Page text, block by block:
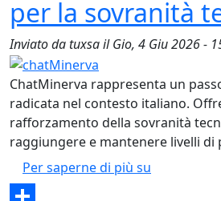
per la sovranità
Inviato datuxsailGio, 4 Giu 2026 -
ChatMinerva rappresenta un
radicata nel contesto italiano.
rafforzamento della sovranità
raggiungere e mantenere livelli
Per saperne di più su